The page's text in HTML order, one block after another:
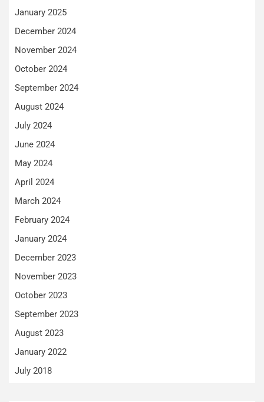
January 2025
December 2024
November 2024
October 2024
September 2024
August 2024
July 2024
June 2024
May 2024
April 2024
March 2024
February 2024
January 2024
December 2023
November 2023
October 2023
September 2023
August 2023
January 2022
July 2018